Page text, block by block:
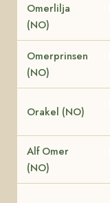
Omerlilja
(NO)
Omerprinsen
(NO)
Orakel (NO)
Alf Omer
(NO)